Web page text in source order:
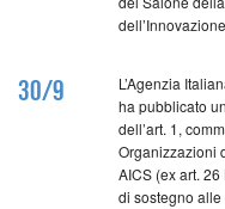
30/9
L’Agenzia
ha pubblicato
dell’art. 1,
Organizzazioni
AICS (ex art.
di sostegno